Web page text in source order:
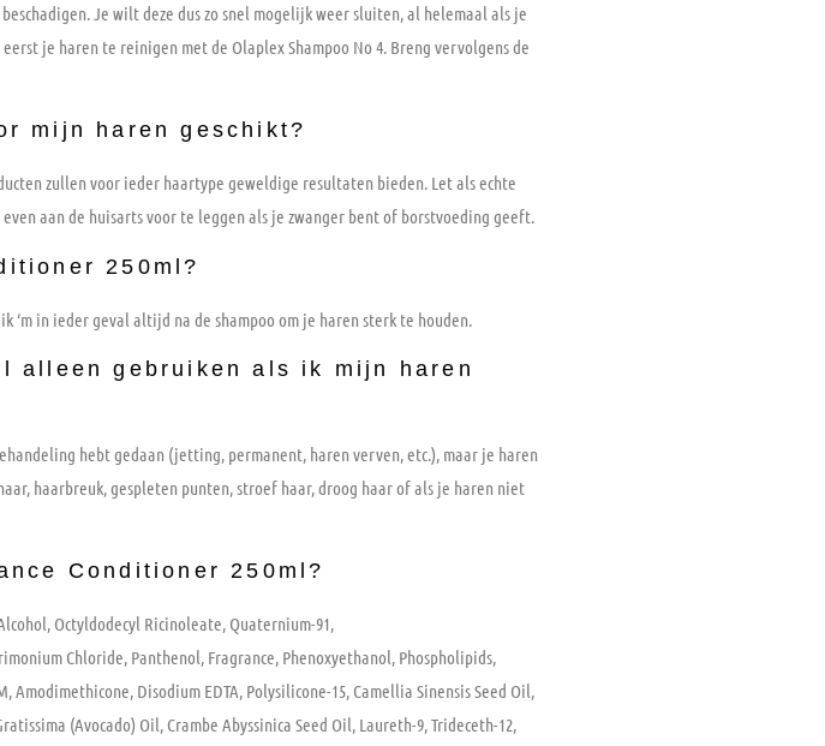
Je wilt deze dus zo snel mogelijk weer sluiten, al helemaal als je
je haren te reinigen met de Olaplex Shampoo No 4. Breng vervolgens de
mijn haren geschikt?
zullen voor ieder haartype geweldige resultaten bieden. Let als echte
aan de huisarts voor te leggen als je zwanger bent of borstvoeding geeft.
250ml?
in ieder geval altijd na de shampoo om je haren sterk te houden.
alleen gebruiken als ik mijn haren
hebt gedaan (jetting, permanent, haren verven, etc.), maar je haren
haarbreuk, gespleten punten, stroef haar, droog haar of als je haren niet
Conditioner 250ml?
Octyldodecyl Ricinoleate, Quaternium-91,
Chloride, Panthenol, Fragrance, Phenoxyethanol, Phospholipids,
Amodimethicone, Disodium EDTA, Polysilicone-15, Camellia Sinensis Seed Oil,
(Avocado) Oil, Crambe Abyssinica Seed Oil, Laureth-9, Trideceth-12,